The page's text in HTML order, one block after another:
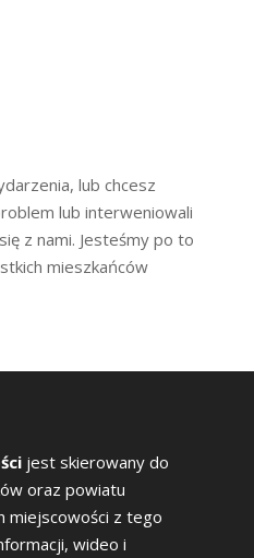
lub chcesz
lub interweniowali
z nami. Jesteśmy po to
mieszkańców
jest skierowany do
oraz powiatu
miejscowości z tego
wideo i